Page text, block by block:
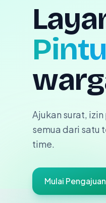
Pintu
Ajukan surat,
semua dari satu
time.
Mulai Pengajuan